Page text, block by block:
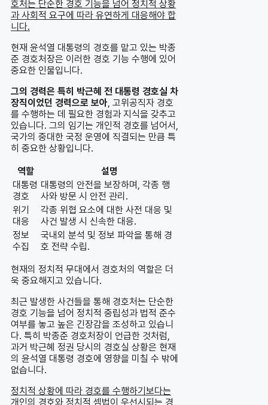
호처는 단순한 경호 기능을 넘어 정치적 상황
과 사회적 요구에 따라 유연하게 대응해야 합
니다.
현재 윤석열 대통령의 경호를 맡고 있는 박종
준 경호처장은 이러한 경호 기능 수행에 있어
중요한 인물입니다.
그의 경력은 특히 박근혜 전 대통령 경호실 차
장직이었던 경력으로 보아 , 고위공직자 경호
를 수행하는 데 필요한 경험과 지식을 갖추고
있습니다. 그의 임기는 개인적 경호를 넘어서,
국가의 중대한 국정 운영에 직결되는 만큼 특
히 중요한 상황입니다.
역할
설명
대통령
경호
대통령의 안전을 보장하며, 각종 행
사와 방문 시 안전 관리.
위기
대응
각종 위협 요소에 대한 사전 대응 및
사건 발생 시 신속한 대응.
정보
수집
국내외 분석 및 정보 파악을 통해 경
호 전략 수립.
현재의 정치적 무대에서 경호처의 역할은 더
욱 중요해지고 있습니다.
최근 발생한 사건들을 통해 경호처는 단순한
경호 기능을 넘어 정치적 중립성과 법적 준수
여부를 놓고 높은 긴장감을 조성하고 있습니
다. 특히 박종준 경호처장이 언급한 것처럼,
과거 박근혜 정권 당시의 경호실 상황은 현재
의 윤석열 대통령 경호에 영향을 미칠 수 밖에
없습니다.
정치적 상황에 따라 경호를 수행하기보다는
개인의 경호와 정치적 셈법이 우선시되는 경